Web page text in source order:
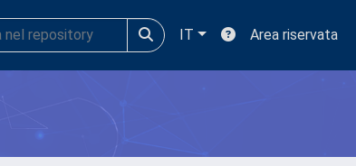
IT Area riservata